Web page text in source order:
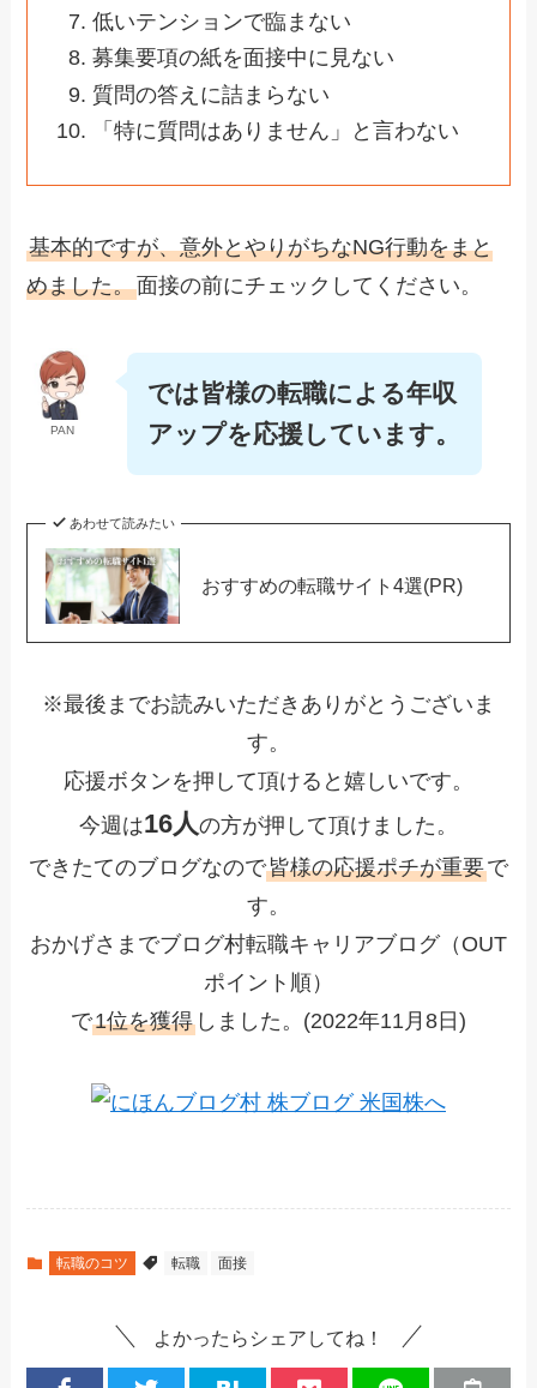
低いテンションで臨まない
募集要項の紙を面接中に見ない
質問の答えに詰まらない
「特に質問はありません」と言わない
基本的ですが、意外とやりがちなNG行動をまと
めました。面接の前にチェックしてください。
PAN
では皆様の転職による年収
アップを応援しています。
あわせて読みたい
おすすめの転職サイト4選(PR)
※最後までお読みいただきありがとうございま
す。
応援ボタンを押して頂けると嬉しいです。
今週は16人の方が押して頂けました。
できたてのブログなので皆様の応援ポチが重要で
す。
おかげさまでブログ村転職キャリアブログ（OUT
ポイント順）
で1位を獲得 しました。(2022年11月8日)
転職のコツ 転職 面接
よかったらシェアしてね！